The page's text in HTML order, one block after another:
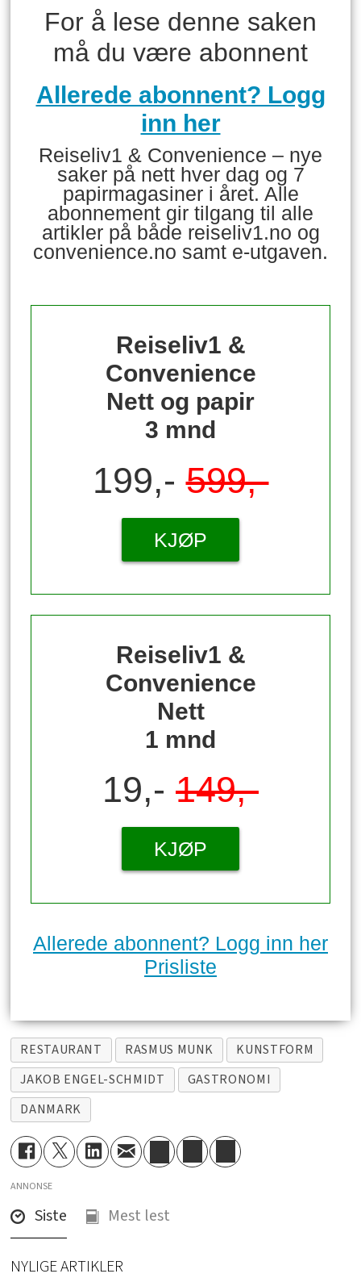
For å lese denne saken
må du være abonnent
Allerede abonnent? Logg
inn her
Reiseliv1 & Convenience – nye
saker på nett hver dag og 7
papirmagasiner i året. Alle
abonnement gir tilgang til alle
artikler på både reiseliv1.no og
convenience.no samt e-utgaven.
Reiseliv1 &
Convenience
Nett og papir
3 mnd
199,-599,-
KJØP
Reiseliv1 &
Convenience
Nett
1 mnd
19,- 149,-
KJØP
Allerede abonnent? Logg inn her
Prisliste
RESTAURANT RASMUS MUNK
KUNSTFORM
JAKOB ENGEL-SCHMIDT
GASTRONOMI
DANMARK
ANNONSE
Siste Mest lest
NYLIGE ARTIKLER